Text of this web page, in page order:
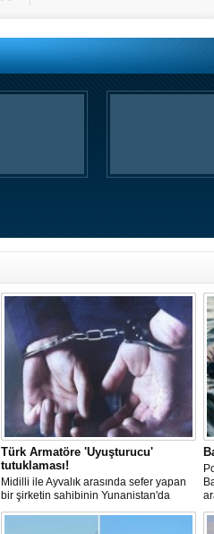
Türk Armatöre 'Uyuşturucu'
tutuklaması!
Midilli ile Ayvalık arasında sefer yapan
bir şirketin sahibinin Yunanistan'da
tutuklandığı bildirildi.